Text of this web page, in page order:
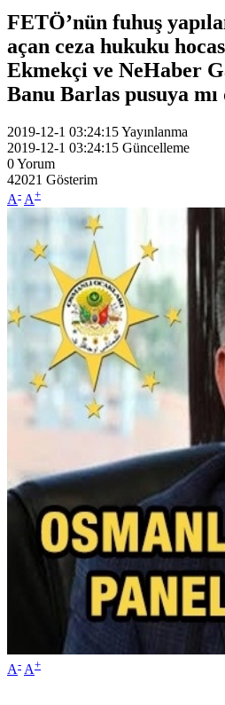
FETÖ’nün fuhuş
açan ceza hukuku
Ekmekçi ve NeHaber
Banu Barlas pusuya
2019-12-1 03:24:15Yayınlanma
2019-12-1 03:24:15 Güncelleme
0Yorum
42021 Gösterim
A- A+
A- A+